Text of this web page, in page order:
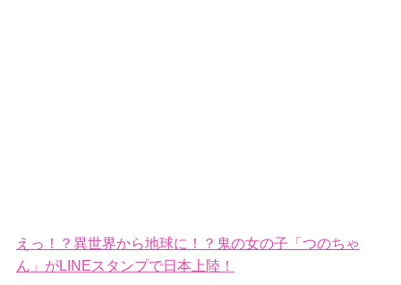
えっ！？異世界から地球に！？鬼の女の子「つのちゃ
ん」がLINEスタンプで日本上陸！